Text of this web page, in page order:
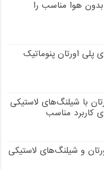
هوا مناسب را
پلی اورتان پنوماتیک
با شیلنگ‌های لاستیکی
کاربرد مناسب
و شیلنگ‌های لاستیکی